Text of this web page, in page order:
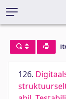
126.